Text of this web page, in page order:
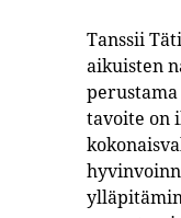
Tanssii
aikuisten
tavoite on